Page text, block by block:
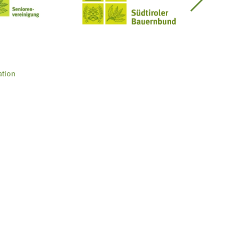
Seniorenvereinigung im SBB Südtiroler Bauernbund